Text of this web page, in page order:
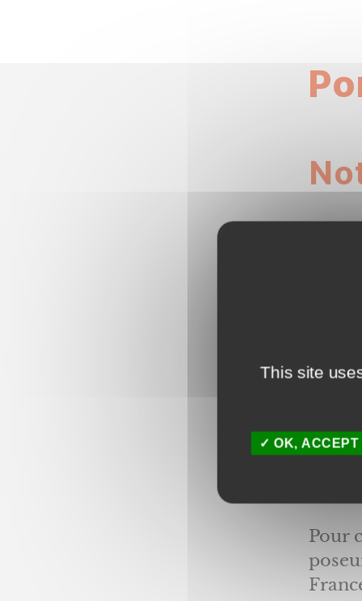
Ainsi,
Pour
This site
OK,